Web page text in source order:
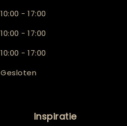
10:00 - 17:00
10:00 - 17:00
10:00 - 17:00
Gesloten
Inspiratie